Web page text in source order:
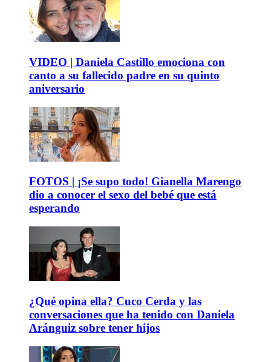
VIDEO | Daniela Castillo emociona con
canto a su fallecido padre en su quinto
aniversario
FOTOS | ¡Se supo todo! Gianella Marengo
dio a conocer el sexo del bebé que está
esperando
¿Qué opina ella? Cuco Cerda y las
conversaciones que ha tenido con Daniela
Aránguiz sobre tener hijos